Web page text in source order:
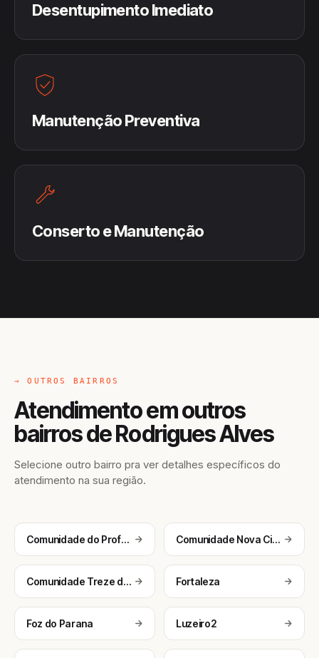
Desentupimento Imediato
Manutenção Preventiva
Conserto e Manutenção
→ OUTROS BAIRROS
Atendimento em outros
bairros de Rodrigues Alves
Selecione outro bairro pra ver detalhes específicos do
atendimento na sua região.
Comunidade do Profeta Comunidade Nova Cintra
Comunidade Treze de Maio Fortaleza
Foz do Parana Luzeiro2